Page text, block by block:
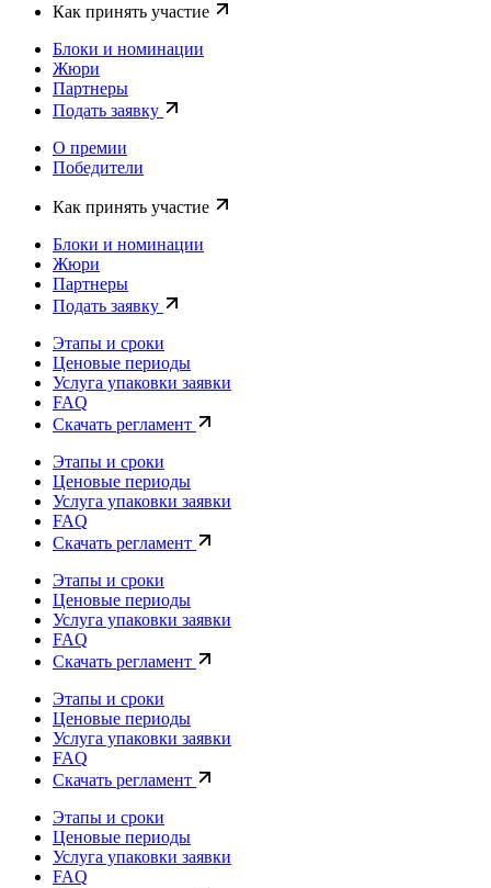
Как принять участие
Блоки и номинации
Жюри
Партнеры
Подать заявку
О премии
Победители
Как принять участие
Блоки и номинации
Жюри
Партнеры
Подать заявку
Этапы и сроки
Ценовые периоды
Услуга упаковки заявки
FAQ
Скачать регламент
Этапы и сроки
Ценовые периоды
Услуга упаковки заявки
FAQ
Скачать регламент
Этапы и сроки
Ценовые периоды
Услуга упаковки заявки
FAQ
Скачать регламент
Этапы и сроки
Ценовые периоды
Услуга упаковки заявки
FAQ
Скачать регламент
Этапы и сроки
Ценовые периоды
Услуга упаковки заявки
FAQ